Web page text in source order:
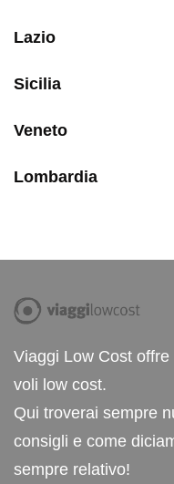
Lazio
Sicilia
Veneto
Lombardia
Viaggi Low Cost
voli low cost.
Qui troverai sempre
consigli e come
sempre relativo!